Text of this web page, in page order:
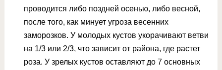
проводится либо поздней осенью, либо весной,
после того, как минует угроза весенних
заморозков. У молодых кустов укорачивают ветви
на 1/3 или 2/3, что зависит от района, где растет
роза. У зрелых кустов оставляют до 7 основных